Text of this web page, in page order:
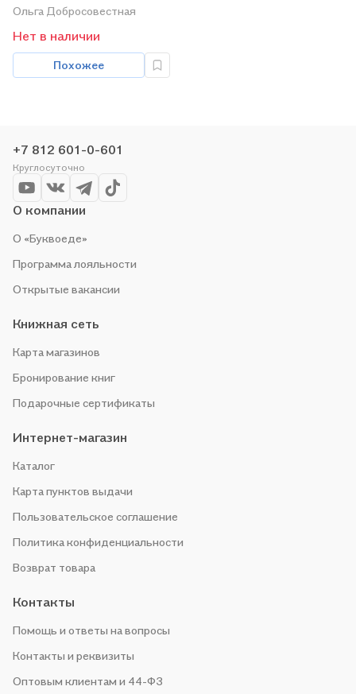
Ольга Добросовестная
Нет в наличии
Похожее
+7 812 601-0-601
Круглосуточно
О компании
О «Буквоеде»
Программа лояльности
Открытые вакансии
Книжная сеть
Карта магазинов
Бронирование книг
Подарочные сертификаты
Интернет-магазин
Каталог
Карта пунктов выдачи
Пользовательское соглашение
Политика конфиденциальности
Возврат товара
Контакты
Помощь и ответы на вопросы
Контакты и реквизиты
Оптовым клиентам и 44-ФЗ